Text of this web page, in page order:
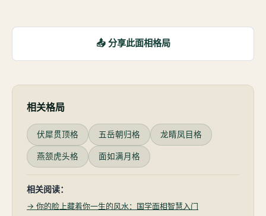
📤 分享此面相格局
相关格局
伏犀贯顶格 五岳朝归格 龙睛凤目格
燕颔虎头格 面如满月格
相关阅读：
→ 你的脸上藏着你一生的风水：国学面相智慧入门